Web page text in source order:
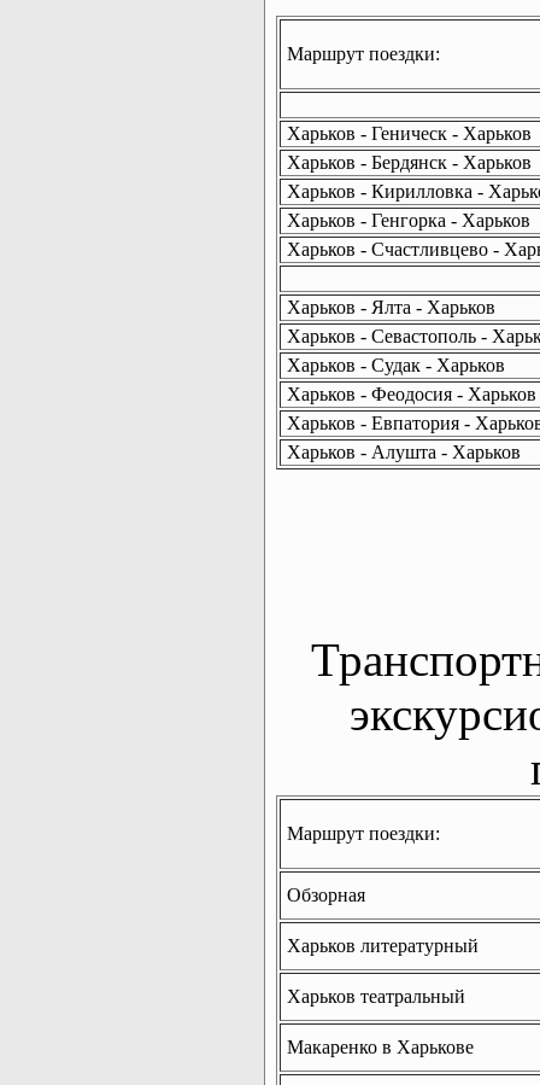
Маршрут поездки:
Харьков - Геническ - Харьков
Харьков - Бердянск - Харьков
Харьков - Кирилловка -
Харьков - Генгорка - Харьков
Харьков - Счастливцево -
Харьков - Ялта - Харьков
Харьков - Севастополь -
Харьков - Судак - Харьков
Харьков - Феодосия - Харьков
Харьков - Евпатория -
Харьков - Алушта - Харьков
Маршрут поездки:
Обзорная
Харьков литературный
Харьков театральный
Макаренко в Харькове